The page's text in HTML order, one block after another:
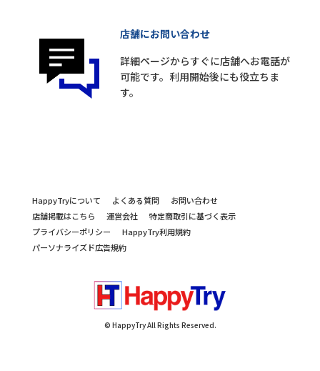
店舗にお問い合わせ
詳細ページからすぐに店舗へお電話が
可能です。利用開始後にも役立ちま
す。
HappyTryについて よくある質問
お問い合わせ
店舗掲載はこちら
運営会社
特定商取引に基づく表示
プライバシーポリシー
HappyTry利用規約
パーソナライズド広告規約
© HappyTry All Rights Reserved.